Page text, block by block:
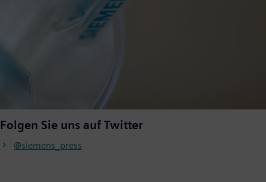
Folgen Sie uns auf Twitter
@siemens_press